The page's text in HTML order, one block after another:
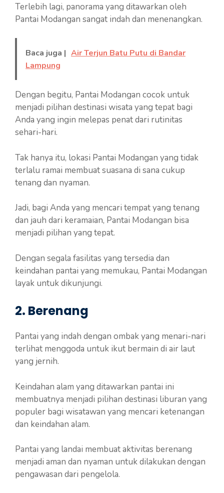
Terlebih lagi, panorama yang ditawarkan oleh
Pantai Modangan sangat indah dan menenangkan.
Baca juga | Air Terjun Batu Putu di Bandar
Lampung
Dengan begitu, Pantai Modangan cocok untuk
menjadi pilihan destinasi wisata yang tepat bagi
Anda yang ingin melepas penat dari rutinitas
sehari-hari.
Tak hanya itu, lokasi Pantai Modangan yang tidak
terlalu ramai membuat suasana di sana cukup
tenang dan nyaman.
Jadi, bagi Anda yang mencari tempat yang tenang
dan jauh dari keramaian, Pantai Modangan bisa
menjadi pilihan yang tepat.
Dengan segala fasilitas yang tersedia dan
keindahan pantai yang memukau, Pantai Modangan
layak untuk dikunjungi.
2. Berenang
Pantai yang indah dengan ombak yang menari-nari
terlihat menggoda untuk ikut bermain di air laut
yang jernih.
Keindahan alam yang ditawarkan pantai ini
membuatnya menjadi pilihan destinasi liburan yang
populer bagi wisatawan yang mencari ketenangan
dan keindahan alam.
Pantai yang landai membuat aktivitas berenang
menjadi aman dan nyaman untuk dilakukan dengan
pengawasan dari pengelola.